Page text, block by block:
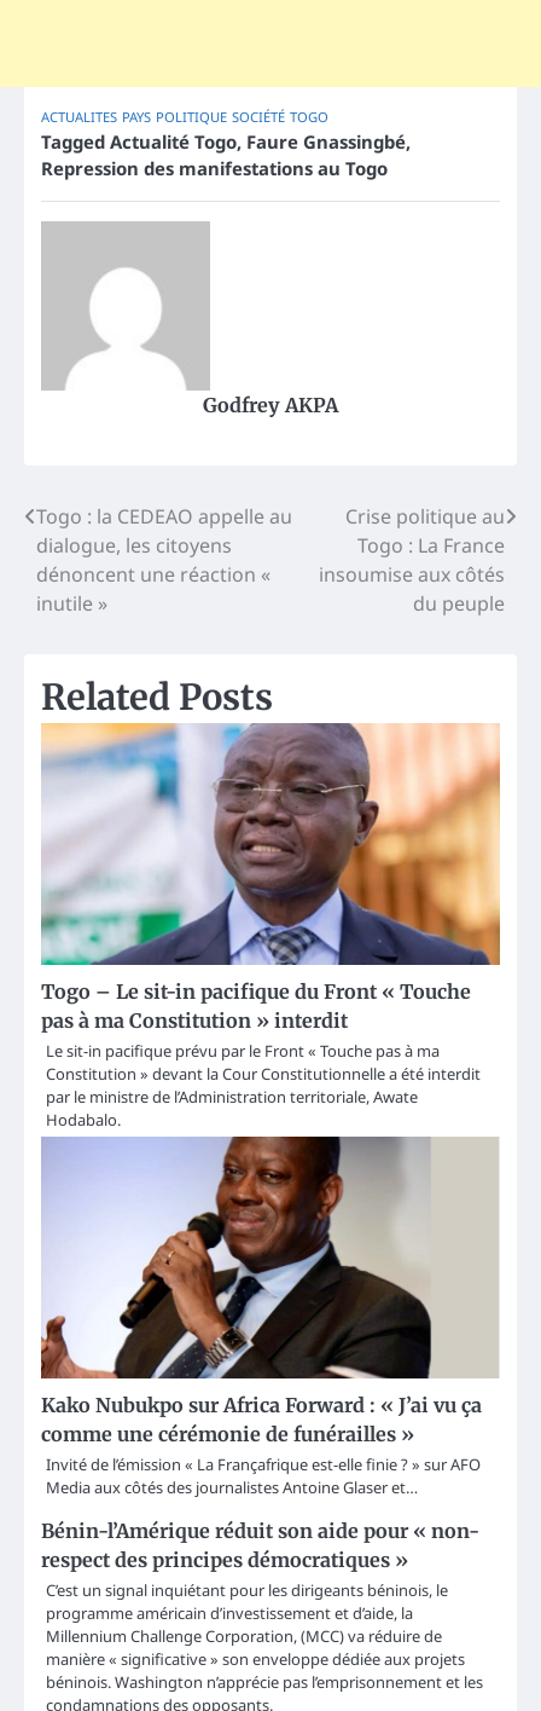
ACTUALITES PAYS POLITIQUE SOCIÉTÉ TOGO
Tagged Actualité Togo, Faure Gnassingbé,
Repression des manifestations au Togo
Godfrey AKPA
Post
navigation
Togo : la CEDEAO appelle au
dialogue, les citoyens
dénoncent une réaction «
inutile »
Crise politique au
Togo : La France
insoumise aux côtés
du peuple
Related Posts
Togo – Le sit-in pacifique du Front « Touche
pas à ma Constitution » interdit
Le sit-in pacifique prévu par le Front « Touche pas à ma
Constitution » devant la Cour Constitutionnelle a été interdit
par le ministre de l’Administration territoriale, Awate
Hodabalo.
Kako Nubukpo sur Africa Forward : « J’ai vu ça
comme une cérémonie de funérailles »
Invité de l’émission « La Françafrique est-elle finie ? » sur AFO
Media aux côtés des journalistes Antoine Glaser et…
Bénin-l’Amérique réduit son aide pour « non-
respect des principes démocratiques »
C’est un signal inquiétant pour les dirigeants béninois, le
programme américain d’investissement et d’aide, la
Millennium Challenge Corporation, (MCC) va réduire de
manière « significative » son enveloppe dédiée aux projets
béninois. Washington n’apprécie pas l’emprisonnement et les
condamnations des opposants.